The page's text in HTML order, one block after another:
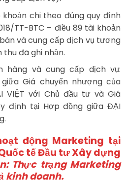
khoản chi theo đúng quy định
TT-BTC – điều 89 tài khoản
và cung cấp dịch vụ tương
đã ghi nhận.
hàng và cung cấp dịch vụ:
Giá chuyển nhượng của
VIỆT với Chủ đầu tư và Giá
định tại Hợp đồng giữa ĐẠI
động Marketing tại
tế Đầu tưXây dựng
Thực trạng Marketing
kinh doanh.